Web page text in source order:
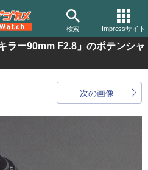
検索 Impressサイト
ラー90mm F2.8」のポテンシャ
次の画像